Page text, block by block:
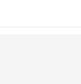
ACTUALIDAD